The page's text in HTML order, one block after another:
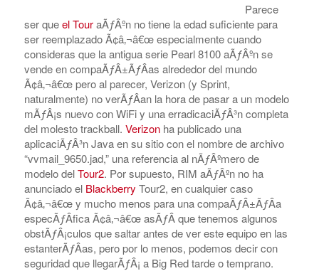
Parece
ser queel TouraÃƒÂºn no tiene la edad suficiente para
ser reemplazado Ã¢â‚¬â€œ especialmente cuando
consideras que la antigua serie Pearl 8100 aÃƒÂºn se
vende en compaÃƒÂ±ÃƒÂ­as alrededor del mundo
Ã¢â‚¬â€œ pero al parecer, Verizon (y Sprint,
naturalmente) no verÃƒÂ­an la hora de pasar a un modelo
mÃƒÂ¡s nuevo con WiFi y una erradicaciÃƒÂ³n completa
del molesto trackball. Verizonha publicado una
aplicaciÃƒÂ³n Java en su sitio con el nombre de archivo
“vvmail_9650.jad,” una referencia al nÃƒÂºmero de
modelo delTour2. Por supuesto, RIM aÃƒÂºn no ha
anunciado el Blackberry Tour2, en cualquier caso
Ã¢â‚¬â€œ y mucho menos para una compaÃƒÂ±ÃƒÂ­a
especÃƒÂ­fica Ã¢â‚¬â€œ asÃƒÂ­ que tenemos algunos
obstÃƒÂ¡culos que saltar antes de ver este equipo en las
estanterÃƒÂ­as, pero por lo menos, podemos decir con
seguridad que llegarÃƒÂ¡ a Big Red tarde o temprano.